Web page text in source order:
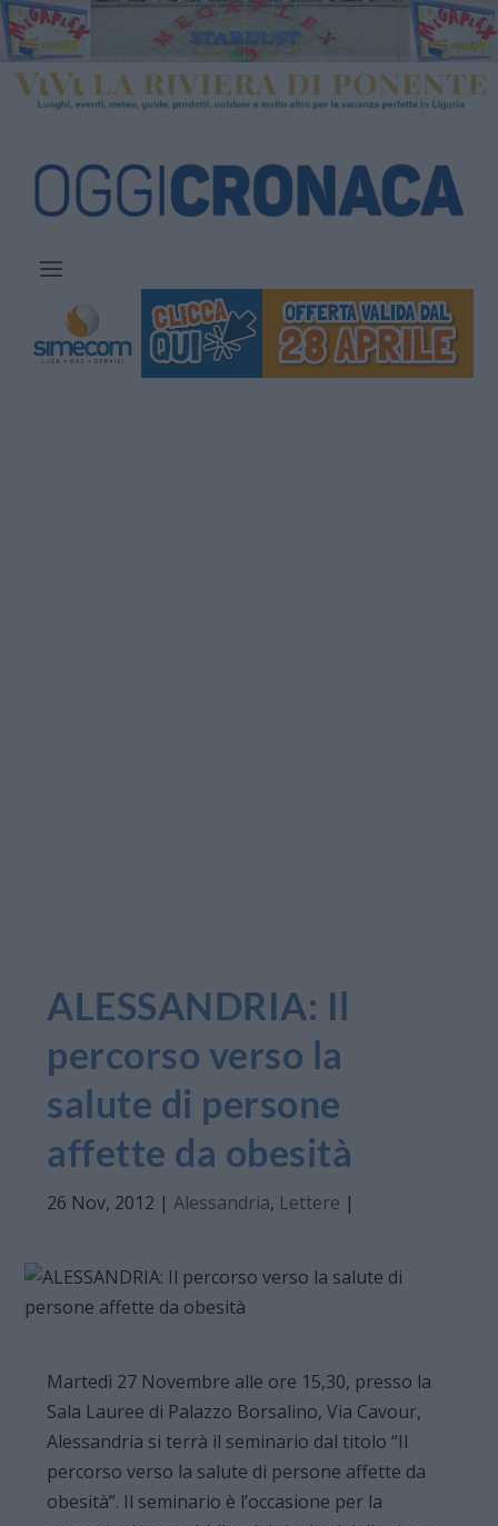
ALESSANDRIA: Il
percorso verso la
salute di persone
affette da obesità
26 Nov, 2012 |Alessandria, Lettere |
Martedì 27 Novembre alle ore 15,30, presso la
Sala Lauree di Palazzo Borsalino, Via Cavour,
Alessandria si terrà il seminario dal titolo “Il
percorso verso la salute di persone affette da
obesità”. Il seminario è l’occasione per la